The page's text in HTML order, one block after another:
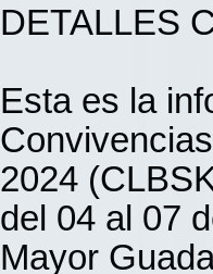
DETALLES
Esta es la
2024
del 04 al 07
Mayor